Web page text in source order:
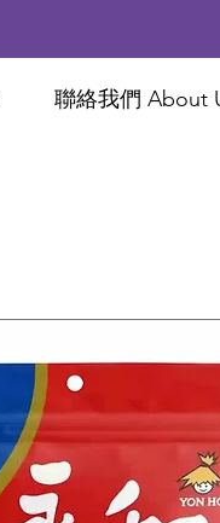
聯絡我們 About